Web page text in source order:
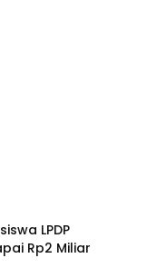
LPDP
Rp2 Miliar